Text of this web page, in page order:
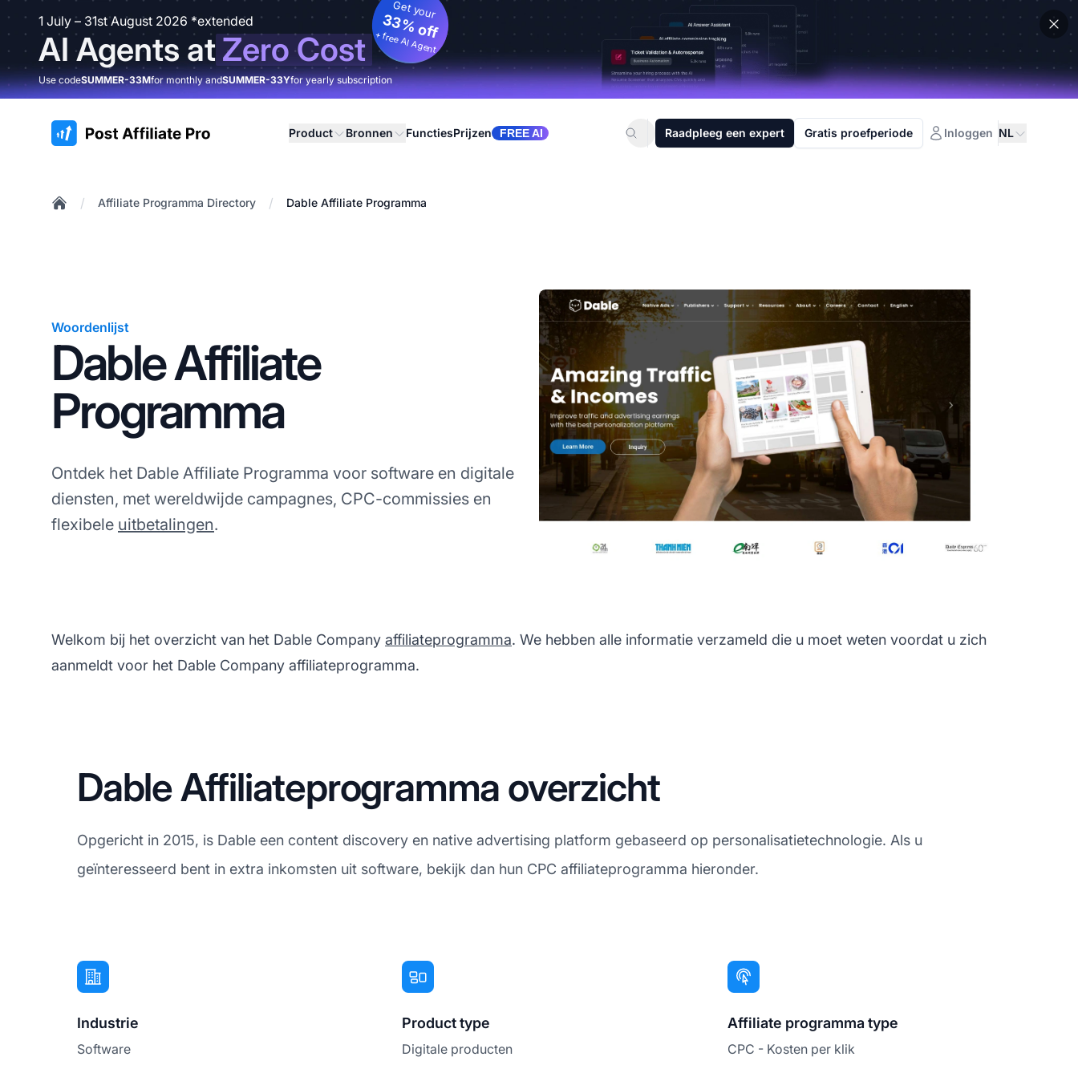
1 July – 31st August 2026 *extended
AI Agents atZero Cost
Get your
33% off
+ free AI Agent
Use codeSUMMER-33Mfor monthly andSUMMER-33Yfor yearly subscription
:site.title Product Bronnen FunctiesPrijzen FREE AI Raadpleeg een expert Gratis proefperiode Inloggen NL
/ Affiliate Programma Directory / Dable Affiliate Programma
Woordenlijst
Dable Affiliate
Programma
Ontdek het Dable Affiliate Programma voor software en digitale
diensten, met wereldwijde campagnes, CPC-commissies en
flexibele uitbetalingen.
Welkom bij het overzicht van het Dable Company affiliateprogramma. We hebben alle informatie verzameld die u moet weten voordat u zich
aanmeldt voor het Dable Company affiliateprogramma.
Dable Affiliateprogramma overzicht
Opgericht in 2015, is Dable een content discovery en native advertising platform gebaseerd op personalisatietechnologie. Als u
geïnteresseerd bent in extra inkomsten uit software, bekijk dan hun CPC affiliateprogramma hieronder.
Industrie
Software
Product type
Digitale producten
Affiliate programma type
CPC - Kosten per klik